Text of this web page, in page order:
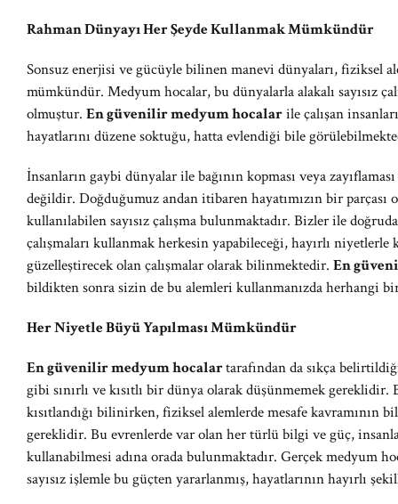
Rahman Dünyayı Her Şeyde Kullanmak Mümkündür
Sonsuz enerjisi ve gücüyle bilinen manevi dünyaları, fiziksel
mümkündür. Medyum hocalar, bu dünyalarla alakalı sayısız
olmuştur. En güvenilir medyum hocalarile çalışan
hayatlarını düzene soktuğu, hatta evlendiği bile
İnsanların gaybi dünyalar ile bağının kopması veya
değildir. Doğduğumuz andan itibaren hayatımızın bir
kullanılabilen sayısız çalışma bulunmaktadır. Bizler ile
çalışmaları kullanmak herkesin yapabileceği, hayırlı niyetlerle
güzelleştirecek olan çalışmalar olarak bilinmektedir. En
bildikten sonra sizin de bu alemleri kullanmanızda herhangi
Her Niyetle Büyü Yapılması Mümkündür
En güvenilir medyum hocalartarafından da sıkça
gibi sınırlı ve kısıtlı bir dünya olarak düşünmemek
kısıtlandığı bilinirken, fiziksel alemlerde mesafe kavramının
gereklidir. Bu evrenlerde var olan her türlü bilgi ve güç,
kullanabilmesi adına orada bulunmaktadır. Gerçek medyum
sayısız işlemle bu güçten yararlanmış, hayatlarının hayırlı